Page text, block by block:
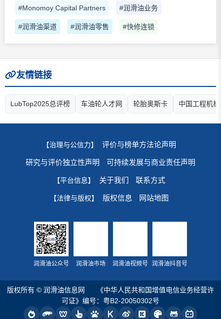
#Monomoy Capital Partners #润滑油业务
#润滑油渠道 #润滑油零售 #快修连锁
友情链接
LubTop2025总评榜 车油轮人才网 轮胎奥斯卡 中国工程机
【治理与公信力】 评价与榜单方法论声明
研究与评价独立性声明 可持续发展与商业责任声明
【平台信息】 关于我们 联系方式
【法律与版权】 版权信息 网站地图
润滑油公众号 润滑油市场 润滑油视频号 润滑油抖音号
版权所有 © 润滑油信息网
《中华人民共和国增值电信业务经营许
可证》编号：粤B2-20050302号